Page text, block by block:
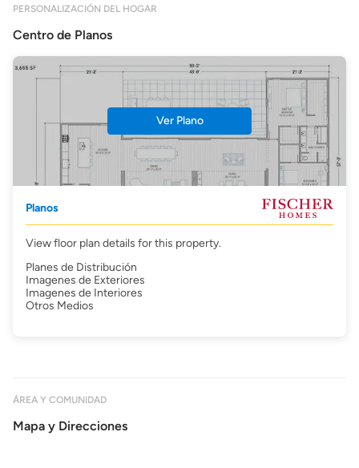
PERSONALIZACIÓN DEL HOGAR
Centro de Planos
Ver Plano
Planos
View floor plan details for this property.
Planes de Distribución
Imagenes de Exteriores
Imagenes de Interiores
Otros Medios
ÁREA Y COMUNIDAD
Mapa y Direcciones